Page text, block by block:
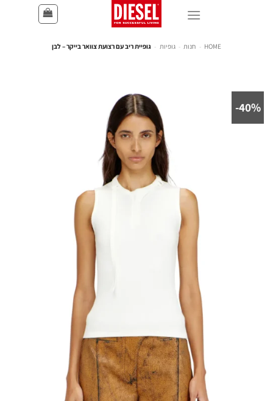
HOME
- חנות - גופיות - גופיית ריב עם רצועת צוואר בייקר – לבן
40%-